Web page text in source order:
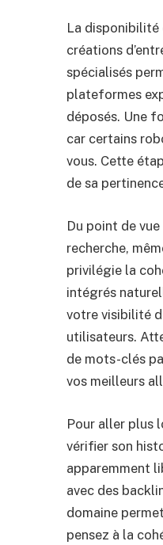
La disponibilité
créations
spécialisés
plateformes
déposés. Une
car certains
vous. Cette
de sa
Du point de
recherche,
privilégie la
intégrés
votre visibilité
utilisateurs.
de mots-clés
vos meilleurs
Pour aller plus
vérifier son
apparemment
avec des
domaine
pensez à la